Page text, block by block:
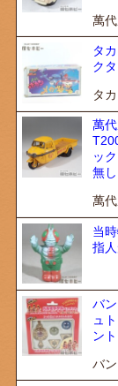
萬
タ
ク
タ
萬
ッ
無し
萬
当
指
バ
ュ
ント
バ